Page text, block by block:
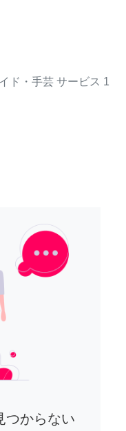
ド・手芸 サービス 1
つからない